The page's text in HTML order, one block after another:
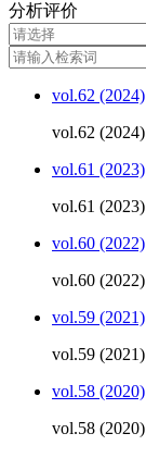
分析评价
vol.62 (2024)
vol.62 (2024)
vol.61 (2023)
vol.61 (2023)
vol.60 (2022)
vol.60 (2022)
vol.59 (2021)
vol.59 (2021)
vol.58 (2020)
vol.58 (2020)